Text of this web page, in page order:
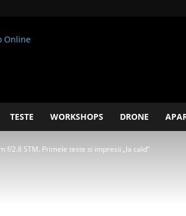
TESTE WORKSHOPS DRONE
f/2.8 STM. Primele teste si impresii „la cald”